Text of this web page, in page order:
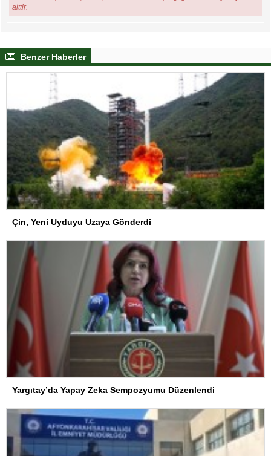
aittir.
Benzer Haberler
Çin, Yeni Uyduyu Uzaya Gönderdi
Yargıtay’da Yapay Zeka Sempozyumu Düzenlendi